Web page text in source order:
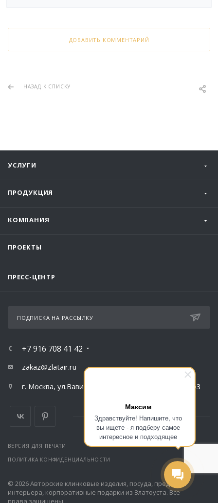
Максим
Здравствуйте! Напишите, что
вы ищете - я подберу самое
интересное и подходящее
ДОБАВИТЬ КОММЕНТАРИЙ
НАЗАД К СПИСКУ
УСЛУГИ
ПРОДУКЦИЯ
КОМПАНИЯ
ПРОЕКТЫ
ПРЕСС-ЦЕНТР
ПОДПИСКА НА РАССЫЛКУ
+7 916 708 41 42
zakaz@zlatair.ru
г. Москва, ул.Вавилова, д.79, корпус 1, подъезд №3
ВЕРСИЯ ДЛЯ ПЕЧАТИ
ПОЛИТИКА КОНФИДЕНЦИАЛЬНОСТИ
© 2026 Авторские клинковые изделия, посуда, предметы
интерьера, корпоративные подарки из Златоуста. Все
права защищены.